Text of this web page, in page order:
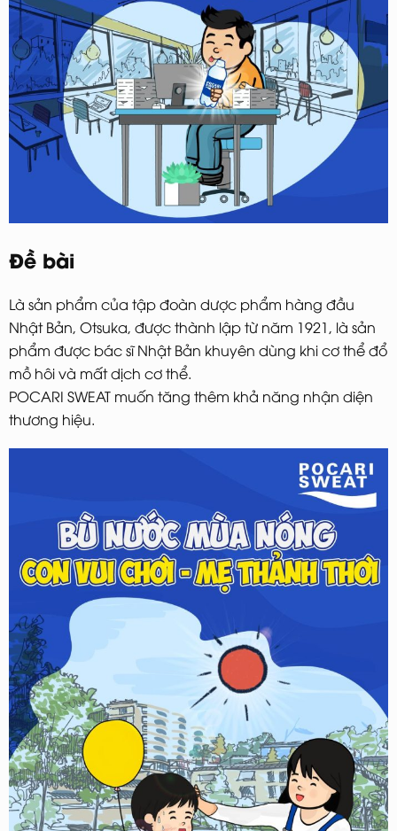
Đề bài
Là sản phẩm của tập đoàn dược phẩm hàng đầu
Nhật Bản, Otsuka, được thành lập từ năm 1921, là sản
phẩm được bác sĩ Nhật Bản khuyên dùng khi cơ thể đổ
mồ hôi và mất dịch cơ thể.
POCARI SWEAT muốn tăng thêm khả năng nhận diện
thương hiệu.